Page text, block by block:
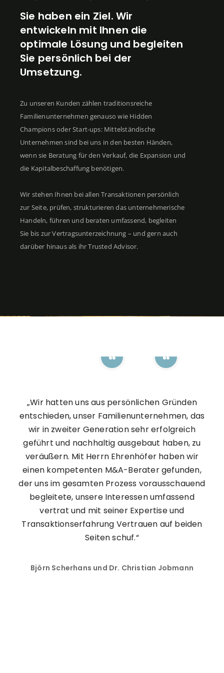
Sie haben ein Ziel. Wir
entwickeln mit Ihnen die
optimale Lösung und begleiten
Sie persönlich bei der
Umsetzung.
Zu unseren Kunden zählen traditionsreiche
Familienunternehmen genauso wie Hidden
Champions oder Start-ups: Mittelständische
Unternehmen sind bei uns in den besten Händen,
wenn sie Beratung für den Verkauf, die Expansion und
die Kapitalbeschaffung benötigen.
Wir stehen Ihnen bei allen Transaktionen persönlich
zur Seite, prüfen, strukturieren das unternehmerische
Handeln, führen und beraten umfassend, begleiten
Sie bis zur Vertragsunterzeichnung – und gern auch
darüber hinaus als ihr Trusted Advisor.
„Wir hatten uns aus persönlichen Gründen
entschieden, unser Familienunternehmen, das
wir in zweiter Generation sehr erfolgreich
geführt und nachhaltig ausgebaut haben, zu
veräußern. Mit Herrn Ehrenhöfer haben wir
einen kompetenten M&A-Berater gefunden,
der uns im gesamten Prozess vorausschauend
begleitete, unsere Interessen umfassend
vertrat und mit seiner Expertise und
Transaktionserfahrung Vertrauen auf beiden
Seiten schuf.“
Björn Scherhans und Dr. Christian Jobmann